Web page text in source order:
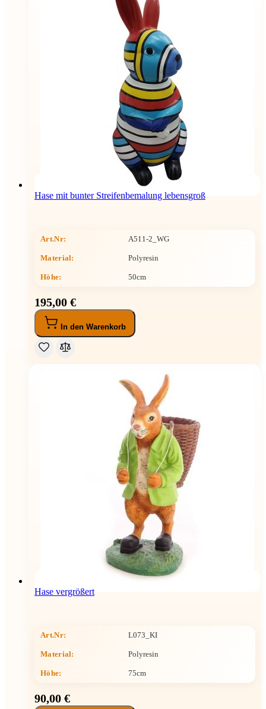
Hase mit bunter Streifenbemalung lebensgroß
Art.Nr: A511-2_WG
Material: Polyresin
Höhe: 50cm
195,00 €
In den Warenkorb
Hase vergrößert
Art.Nr: L073_KI
Material: Polyresin
Höhe: 75cm
90,00 €